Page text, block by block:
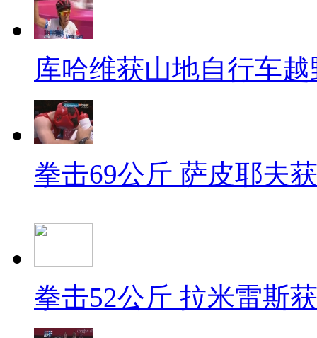
库哈维获山地自行车
拳击69公斤 萨皮耶夫
拳击52公斤 拉米雷斯